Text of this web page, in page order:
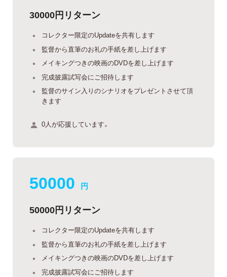
30000円リターン
コレクター限定のUpdateを共有します
監督から直筆のお礼の手紙を差し上げます
メイキングつきの映画のDVDを差し上げます
完成披露試写会にご招待します
監督のサイン入りのシナリオをプレゼントさせて頂
きます
0人が応援しています。
50000 円
50000円リターン
コレクター限定のUpdateを共有します
監督から直筆のお礼の手紙を差し上げます
メイキングつきの映画のDVDを差し上げます
完成披露試写会にご招待します